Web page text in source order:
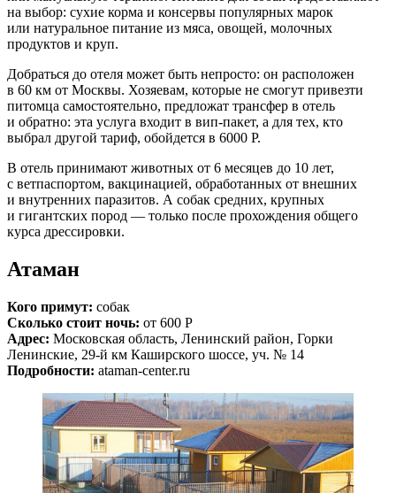
на выбор: сухие корма и консервы популярных марок
или натуральное питание из мяса, овощей, молочных
продуктов и круп.
Добраться до отеля может быть непросто: он расположен
в 60 км от Москвы. Хозяевам, которые не смогут привезти
питомца самостоятельно, предложат трансфер в отель
и обратно: эта услуга входит в вип-пакет, а для тех, кто
выбрал другой тариф, обойдется в 6000 Р.
В отель принимают животных от 6 месяцев до 10 лет,
с ветпаспортом, вакцинацией, обработанных от внешних
и внутренних паразитов. А собак средних, крупных
и гигантских пород — только после прохождения общего
курса дрессировки.
Атаман
Кого примут: собак
Сколько стоит ночь: от 600 Р
Адрес: Московская область, Ленинский район, Горки
Ленинские, 29-й км Каширского шоссе, уч. № 14
Подробности: ataman-center.ru